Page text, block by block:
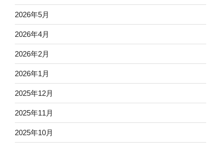
2026年5月
2026年4月
2026年2月
2026年1月
2025年12月
2025年11月
2025年10月